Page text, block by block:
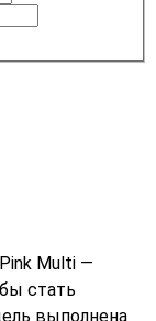
Multi —
стать
выполнена